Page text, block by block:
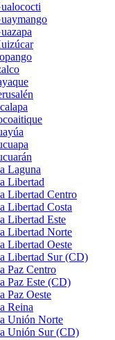
Laguna
Libertad
Libertad Centro
Libertad Costa
Libertad Este
Libertad Norte
Libertad Oeste
Libertad Sur (CD)
Paz Centro
Paz Este (CD)
Paz Oeste
Reina
Unión Norte
Unión Sur (CD)